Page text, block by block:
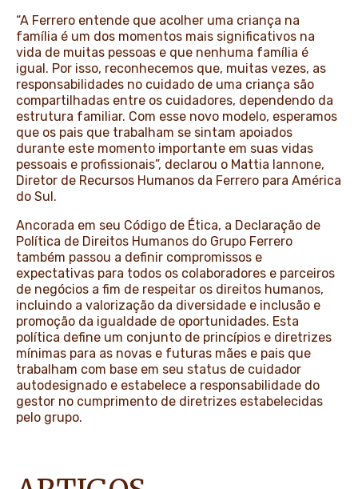
“A Ferrero entende que acolher uma criança na
família é um dos momentos mais significativos na
vida de muitas pessoas e que nenhuma família é
igual. Por isso, reconhecemos que, muitas vezes, as
responsabilidades no cuidado de uma criança são
compartilhadas entre os cuidadores, dependendo da
estrutura familiar. Com esse novo modelo, esperamos
que os pais que trabalham se sintam apoiados
durante este momento importante em suas vidas
pessoais e profissionais”, declarou o Mattia Iannone,
Diretor de Recursos Humanos da Ferrero para América
do Sul.
Ancorada em seu Código de Ética, a Declaração de
Política de Direitos Humanos do Grupo Ferrero
também passou a definir compromissos e
expectativas para todos os colaboradores e parceiros
de negócios a fim de respeitar os direitos humanos,
incluindo a valorização da diversidade e inclusão e
promoção da igualdade de oportunidades. Esta
política define um conjunto de princípios e diretrizes
mínimas para as novas e futuras mães e pais que
trabalham com base em seu status de cuidador
autodesignado e estabelece a responsabilidade do
gestor no cumprimento de diretrizes estabelecidas
pelo grupo.